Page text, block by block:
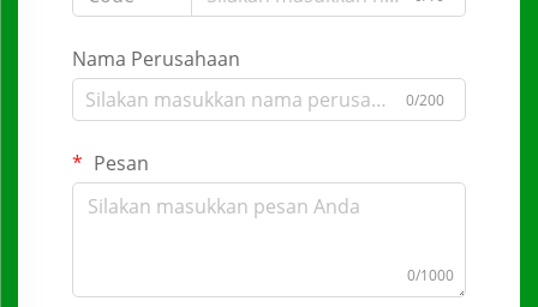
Nama Perusahaan
0/200
Pesan
0/1000